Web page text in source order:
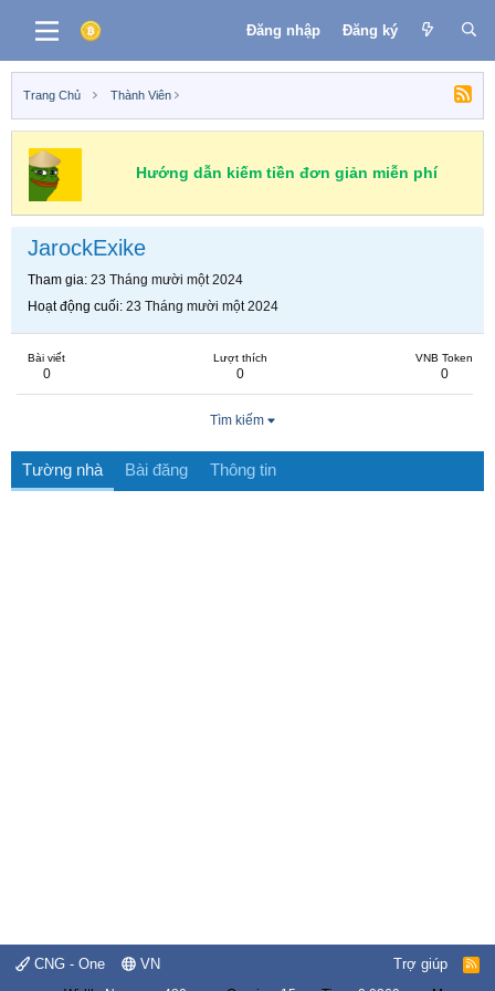
Đăng nhập Đăng ký
Trang Chủ Thành Viên
Hướng dẫn kiếm tiền đơn giản miễn phí
JarockExike
Tham gia 23 Tháng mười một 2024
Hoạt động cuối 23 Tháng mười một 2024
Bài viết
0
Lượt thích
0
VNB Token
0
Tìm kiếm
Tường nhà Bài đăng Thông tin
CNG - One VN Trợ giúp
R